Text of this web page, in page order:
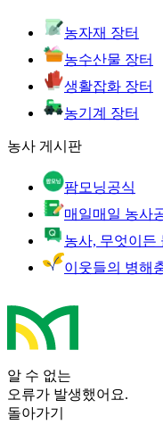
농자재 장터
농수산물 장터
생활잡화 장터
농기계 장터
농사 게시판
팜모닝공식
매일매일 농사
농사, 무엇이든
이웃들의 병해
알 수 없는
오류가 발생했어요.
돌아가기